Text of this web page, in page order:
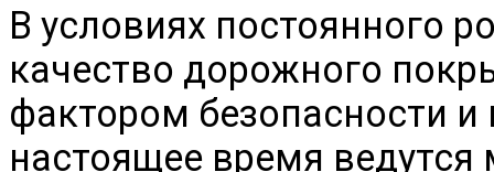
В условиях постоянного
качество дорожного
фактором безопасности
настоящее время